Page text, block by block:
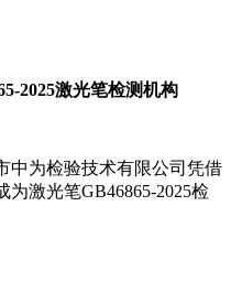
2025激光笔检测机构
中为检验技术有限公司凭借
激光笔GB46865-2025检